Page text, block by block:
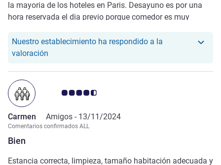
la mayoria de los hoteles en Paris. Desayuno es por una
hora reservada el dia previo porque comedor es muy
el resto esta bien, cumple. El personal del desayuno
especialmente amable. A veces algo de olor a desagüe en
Nuestro establecimiento ha respondido a la
valoración
Bien
Nota de clientes de Avis 4.5/5
Carmen Amigos - 13/11/2024
Comentarios confirmados ALL
Estancia correcta, limpieza, tamaño habitación adecuada y